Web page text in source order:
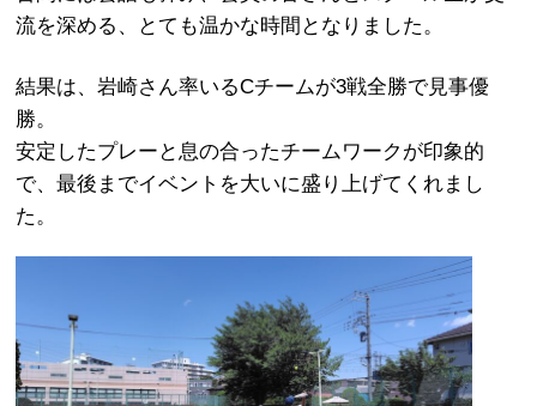
流を深める、とても温かな時間となりました。
結果は、岩崎さん率いるCチームが3戦全勝で見事優
勝。
安定したプレーと息の合ったチームワークが印象的
で、最後までイベントを大いに盛り上げてくれまし
た。